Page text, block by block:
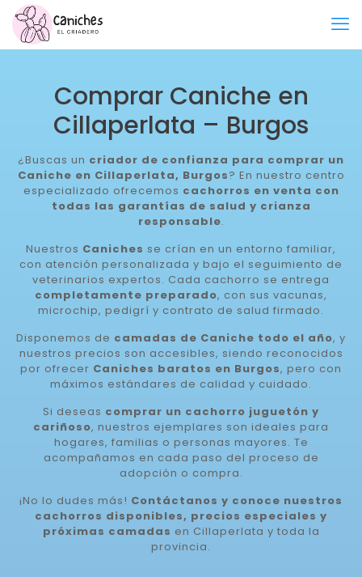
Comprar Caniche en
Cillaperlata – Burgos
¿Buscas un criador de confianza para comprar un
Caniche en Cillaperlata, Burgos? En nuestro centro
especializado ofrecemos cachorros en venta con
todas las garantías de salud y crianza
responsable.
Nuestros Caniches se crían en un entorno familiar,
con atención personalizada y bajo el seguimiento de
veterinarios expertos. Cada cachorro se entrega
completamente preparado, con sus vacunas,
microchip, pedigrí y contrato de salud firmado.
Disponemos de camadas de Caniche todo el año, y
nuestros precios son accesibles, siendo reconocidos
por ofrecer Caniches baratos en Burgos, pero con
máximos estándares de calidad y cuidado.
Si deseas comprar un cachorro juguetón y
cariñoso, nuestros ejemplares son ideales para
hogares, familias o personas mayores. Te
acompañamos en cada paso del proceso de
adopción o compra.
¡No lo dudes más! Contáctanos y conoce nuestros
cachorros disponibles, precios especiales y
próximas camadas en Cillaperlata y toda la
provincia.